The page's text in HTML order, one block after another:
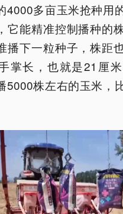
4000多亩玉米抢种用
它能精准控制播种的
播下一粒种子，株距
掌长，也就是21厘
5000株左右的玉米，